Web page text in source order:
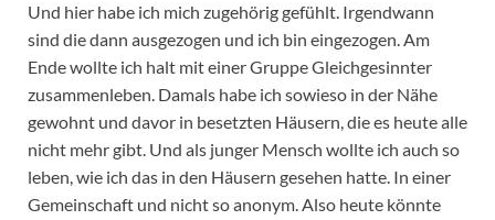
Und hier habe ich mich zugehörig gefühlt. Irgendwann
sind die dann ausgezogen und ich bin eingezogen. Am
Ende wollte ich halt mit einer Gruppe Gleichgesinnter
zusammenleben. Damals habe ich sowieso in der Nähe
gewohnt und davor in besetzten Häusern, die es heute alle
nicht mehr gibt. Und als junger Mensch wollte ich auch so
leben, wie ich das in den Häusern gesehen hatte. In einer
Gemeinschaft und nicht so anonym. Also heute könnte